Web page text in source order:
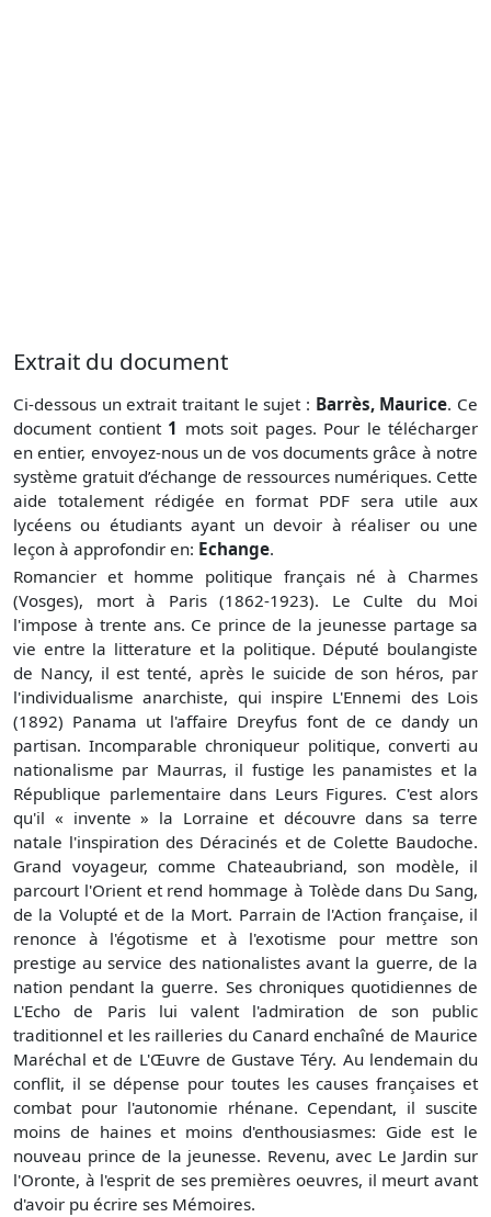
Extrait du document
Ci-dessous un extrait traitant le sujet : Barrès, Maurice. Ce
document contient 1 mots soit pages. Pour le télécharger
en entier, envoyez-nous un de vos documents grâce à notre
système gratuitd’échange de ressources numériques. Cette
aide totalement rédigée en format PDF sera utile aux
lycéens ou étudiants ayant un devoir à réaliser ou une
leçon à approfondir en: Echange.
Romancier et homme politique français né à Charmes
(Vosges), mort à Paris (1862-1923). Le Culte du Moi
l'impose à trente ans. Ce prince de la jeunesse partage sa
vie entre la litterature et la politique. Député boulangiste
de Nancy, il est tenté, après le suicide de son héros, par
l'individualisme anarchiste, qui inspire L'Ennemi des Lois
(1892) Panama ut l'affaire Dreyfus font de ce dandy un
partisan. Incomparable chroniqueur politique, converti au
nationalisme par Maurras, il fustige les panamistes et la
République parlementaire dans Leurs Figures. C'est alors
qu'il « invente » la Lorraine et découvre dans sa terre
natale l'inspiration des Déracinés et de Colette Baudoche.
Grand voyageur, comme Chateaubriand, son modèle, il
parcourt l'Orient et rend hommage à Tolède dans Du Sang,
de la Volupté et de la Mort. Parrain de l'Action française, il
renonce à l'égotisme et à l'exotisme pour mettre son
prestige au service des nationalistes avant la guerre, de la
nation pendant la guerre. Ses chroniques quotidiennes de
L'Echo de Paris lui valent l'admiration de son public
traditionnel et les railleries du Canard enchaîné de Maurice
Maréchal et de L'Œuvre de Gustave Téry. Au lendemain du
conflit, il se dépense pour toutes les causes françaises et
combat pour l'autonomie rhénane. Cependant, il suscite
moins de haines et moins d'enthousiasmes: Gide est le
nouveau prince de la jeunesse. Revenu, avec Le Jardin sur
l'Oronte, à l'esprit de ses premières oeuvres, il meurt avant
d'avoir pu écrire ses Mémoires.